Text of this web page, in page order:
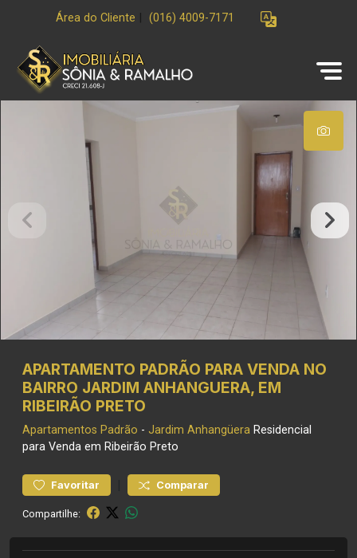
Área do Cliente (016) 4009-7171
APARTAMENTO PADRÃO PARA VENDA NO
BAIRRO JARDIM ANHANGUERA, EM
RIBEIRÃO PRETO
Apartamentos Padrão - Jardim Anhangüera Residencial
para Venda em Ribeirão Preto
Favoritar Comparar
Compartilhe: